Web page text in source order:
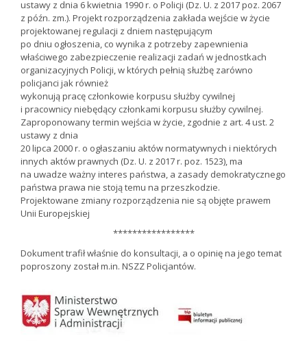
ustawy z dnia 6 kwietnia 1990 r. o Policji (Dz. U. z 2017 poz. 2067
z późn. zm.). Projekt rozporządzenia zakłada wejście w życie
projektowanej regulacji z dniem następującym
po dniu ogłoszenia, co wynika z potrzeby zapewnienia
właściwego zabezpieczenie realizacji zadań w jednostkach
organizacyjnych Policji, w których pełnią służbę zarówno
policjanci jak również
wykonują pracę członkowie korpusu służby cywilnej
i pracownicy niebędący członkami korpusu służby cywilnej.
Zaproponowany termin wejścia w życie, zgodnie z art. 4 ust. 2
ustawy z dnia
20 lipca 2000 r. o ogłaszaniu aktów normatywnych i niektórych
innych aktów prawnych (Dz. U. z 2017 r. poz. 1523), ma
na uwadze ważny interes państwa, a zasady demokratycznego
państwa prawa nie stoją temu na przeszkodzie.
Projektowane zmiany rozporządzenia nie są objęte prawem
Unii Europejskiej
*****************
Dokument trafił właśnie do konsultacji, a o opinię na jego temat
poproszony został m.in. NSZZ Policjantów.